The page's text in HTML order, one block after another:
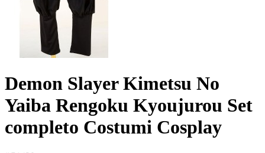
Demon Slayer Kimetsu No
Yaiba Rengoku Kyoujurou Set
completo Costumi Cosplay